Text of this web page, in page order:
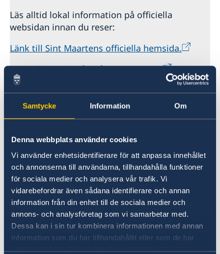
Samtycke Information Om
Denna webbplats använder cookies
Vi använder enhetsidentifierare för att anpassa innehållet
och annonserna till användarna, tillhandahålla funktioner
för sociala medier och analysera vår trafik. Vi
vidarebefordrar även sådana identifierare och annan
information från din enhet till de sociala medier och
annons- och analysföretag som vi samarbetar med.
Dessa kan i sin tur kombinera informationen med annan
information som du har tillhandahållit eller som de har
samlat in när du har använt deras tjänster.
Läs alltid lokal information på officiella
websidan innan du reser:
Länk till Sint Maartens officiella hemsida.
Länk till turistbyrån på Sint Maarten.
Ambassadens reseinformation
Senast uppdaterad 02 aug. 2026, 17.50
Anmäl din utlandsvistelse